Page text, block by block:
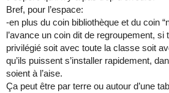
Bref, pour l’espace:
-en plus du coin bibliothèque et du coin
l’avance un coin dit de regroupement,
privilégié soit avec toute la classe soit
qu’ils puissent s’installer rapidement,
soient à l’aise.
Ça peut être par terre ou autour d’une